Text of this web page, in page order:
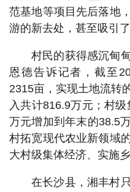
范基地等项目先后落地
游的新去处，甚至吸引
村民的获得感沉甸
恩德告诉记者，截至
2315亩，实现土地流转
入共计816.9万元；村
万元增加到年末的38.5
村拓宽现代农业新领域
大村级集体经济、实施
在长沙县，湘丰村